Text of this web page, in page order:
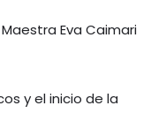
Eva Caimari
y el inicio de la